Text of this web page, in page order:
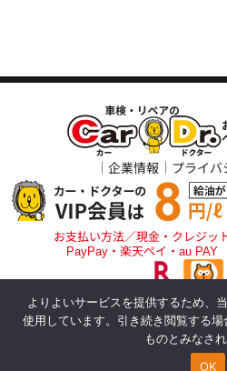
企業情報 プライバ
お支払い方法／現金・クレジッ
PayPay・楽天ペイ・au PAY
アポロステーション
（ポイント払
© 2025 Saisho
よりよいサービスを提供するため、
使用しています。引き続き閲覧する
ものとみなされ
OK